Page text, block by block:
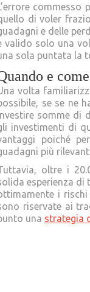
di voler
e delle
valido solo una
sola puntata la
e
volta
se se ne
somme di
investimenti di
poiché
più
oltre i
esperienza di
i
riservate ai
una strategia